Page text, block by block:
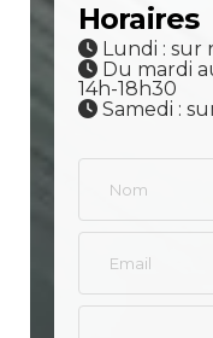
Horaires
Lundi : sur
Du mardi
14h-18h30
Samedi :